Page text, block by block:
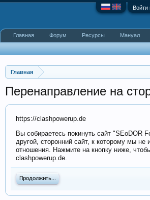
Войти
Главная
Перенаправление на
https://clashpowerup.de
Вы собираетесь покинуть сайт "SEoDOR
другой, сторонний сайт, к которому мы не
отношения. Нажмите на кнопку ниже,
clashpowerup.de.
Продолжить...
Главная Форум Ресурсы Мануал